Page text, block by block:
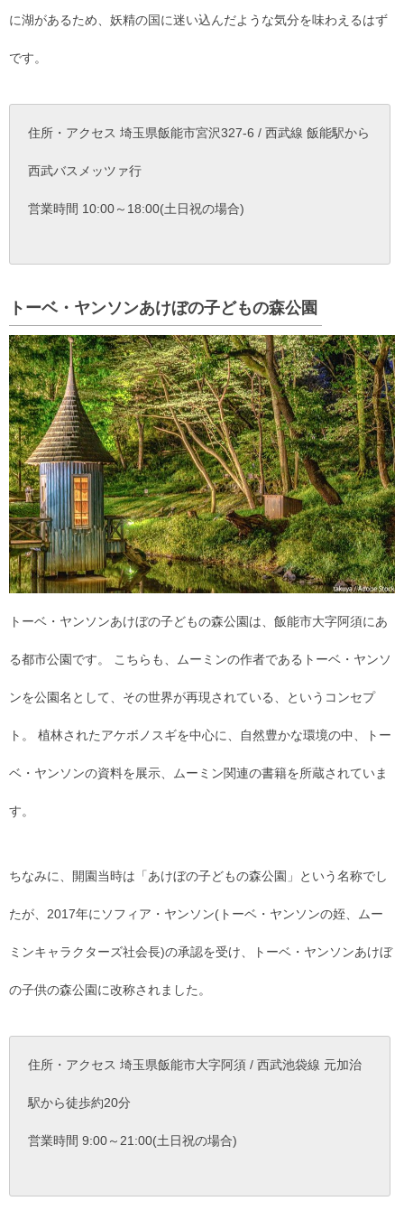
に湖があるため、妖精の国に迷い込んだような気分を味わえるはず
です。
住所・アクセス 埼玉県飯能市宮沢327-6 / 西武線 飯能駅から
西武バスメッツァ行
営業時間 10:00～18:00(土日祝の場合)
トーベ・ヤンソンあけぼの子どもの森公園
トーベ・ヤンソンあけぼの子どもの森公園は、飯能市大字阿須にあ
る都市公園です。 こちらも、ムーミンの作者であるトーベ・ヤンソ
ンを公園名として、その世界が再現されている、というコンセプ
ト。 植林されたアケボノスギを中心に、自然豊かな環境の中、トー
ベ・ヤンソンの資料を展示、ムーミン関連の書籍を所蔵されていま
す。
ちなみに、開園当時は「あけぼの子どもの森公園」という名称でし
たが、2017年にソフィア・ヤンソン(トーベ・ヤンソンの姪、ムー
ミンキャラクターズ社会長)の承認を受け、トーベ・ヤンソンあけぼ
の子供の森公園に改称されました。
住所・アクセス 埼玉県飯能市大字阿須 / 西武池袋線 元加治
駅から徒歩約20分
営業時間 9:00～21:00(土日祝の場合)